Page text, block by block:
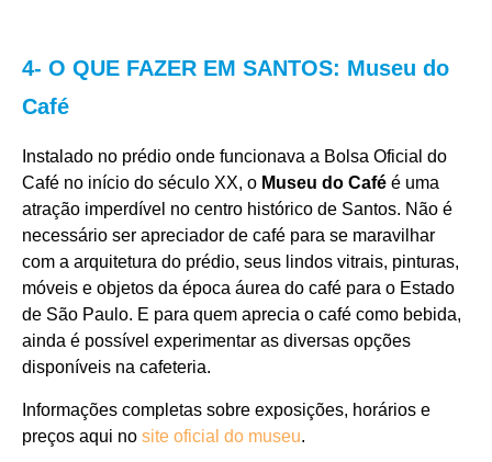
4- O QUE FAZER EM SANTOS: Museu do
Café
Instalado no prédio onde funcionava a Bolsa Oficial do
Café no início do século XX, o Museu do Café é uma
atração imperdível no centro histórico de Santos. Não é
necessário ser apreciador de café para se maravilhar
com a arquitetura do prédio, seus lindos vitrais, pinturas,
móveis e objetos da época áurea do café para o Estado
de São Paulo. E para quem aprecia o café como bebida,
ainda é possível experimentar as diversas opções
disponíveis na cafeteria.
Informações completas sobre exposições, horários e
preços aqui no site oficial do museu.